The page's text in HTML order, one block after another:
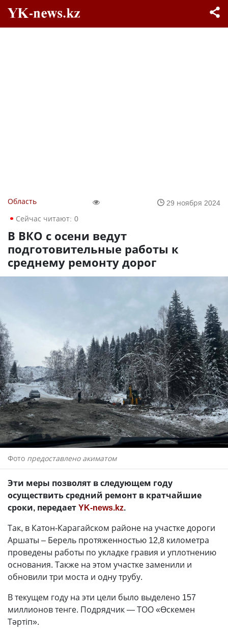
Область
29 ноября 2024
Сейчас читают: 0
В ВКО с осени ведут
подготовительные работы к
среднему ремонту дорог
Фото предоставлено акиматом
Эти меры позволят в следующем году
осуществить средний ремонт в кратчайшие
сроки, передаетYK-news.kz.
Так, в Катон-Карагайском районе на участке дороги
Аршаты – Берель протяженностью 12,8 километра
проведены работы по укладке гравия и уплотнению
основания. Также на этом участке заменили и
обновили три моста и одну трубу.
В текущем году на эти цели было выделено 157
миллионов тенге. Подрядчик — ТОО «Өскемен
Тәртіп».